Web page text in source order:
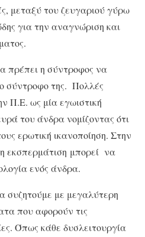
μεταξύ του ζευγαριού γύρω
για την αναγνώριση και
πρέπει η σύντροφος να
σύντροφο της. Πολλές
Π.Ε. ως μία εγωιστική
του άνδρα νομίζοντας ότι
ερωτική ικανοποίηση. Στην
εκσπερμάτιση μπορεί να
ενός άνδρα.
συζητούμε με μεγαλύτερη
που αφορούν τις
Όπως κάθε δυσλειτουργία